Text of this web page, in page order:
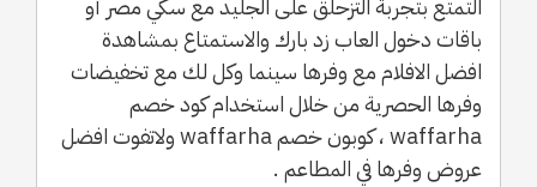
التمتع بتجربة التزحلق على الجليد مع سكي مصر أو
باقات دخول العاب زد بارك والاستمتاع بمشاهدة
افضل الافلام مع وفرها سينما وكل لك مع تخفيضات
وفرها الحصرية من خلال استخدام كود خصم
waffarha ، كوبون خصم waffarha ولاتفوت افضل
عروض وفرها في المطاعم .